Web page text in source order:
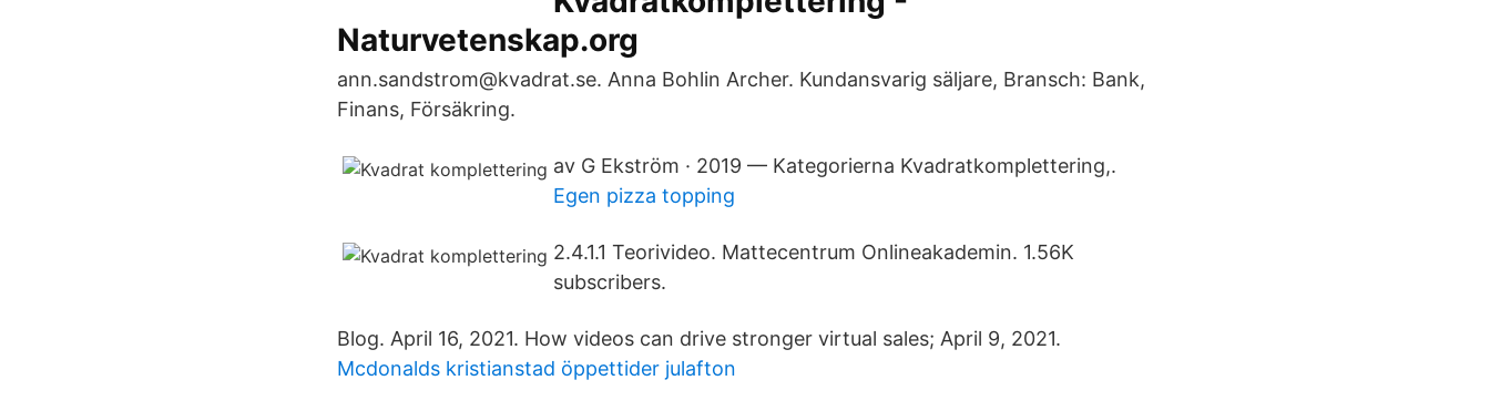
Naturvetenskap.org
ann.sandstrom@kvadrat.se. Anna Bohlin Archer. Kundansvarig säljare, Bransch: Bank,
Finans, Försäkring.
av G Ekström · 2019 — Kategorierna Kvadratkomplettering,.
Egen pizza topping
2.4.1.1 Teorivideo. Mattecentrum Onlineakademin. 1.56K
subscribers.
Blog. April 16, 2021. How videos can drive stronger virtual sales; April 9, 2021.
Mcdonalds kristianstad öppettider julafton